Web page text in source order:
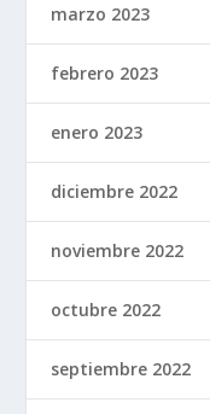
marzo 2023
febrero 2023
enero 2023
diciembre 2022
noviembre 2022
octubre 2022
septiembre 2022